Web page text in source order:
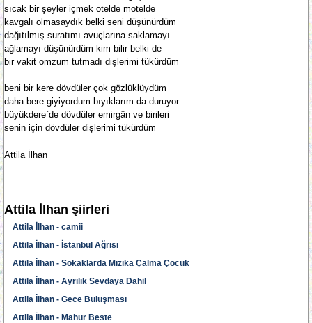
sıcak bir şeyler içmek otelde motelde
kavgalı olmasaydık belki seni düşünürdüm
dağıtılmış suratımı avuçlarına saklamayı
ağlamayı düşünürdüm kim bilir belki de
bir vakit omzum tutmadı dişlerimi tükürdüm
beni bir kere dövdüler çok gözlüklüydüm
daha bere giyiyordum bıyıklarım da duruyor
büyükdere`de dövdüler emirgân ve birileri
senin için dövdüler dişlerimi tükürdüm
Attila İlhan
Attila İlhan şiirleri
Attila İlhan - camii
Attila İlhan - İstanbul Ağrısı
Attila İlhan - Sokaklarda Mızıka Çalma Çocuk
Attila İlhan - Ayrılık Sevdaya Dahil
Attila İlhan - Gece Buluşması
Attila İlhan - Mahur Beste